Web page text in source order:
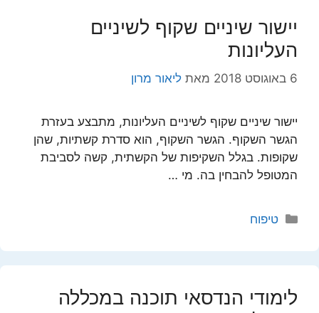
יישור שיניים שקוף לשיניים
העליונות
6 באוגוסט 2018 מאת ליאור מרון
יישור שיניים שקוף לשיניים העליונות, מתבצע בעזרת
הגשר השקוף. הגשר השקוף, הוא סדרת קשתיות, שהן
שקופות. בגלל השקיפות של הקשתית, קשה לסביבת
המטופל להבחין בה. מי …
קטגוריות
טיפוח
לימודי הנדסאי תוכנה במכללה